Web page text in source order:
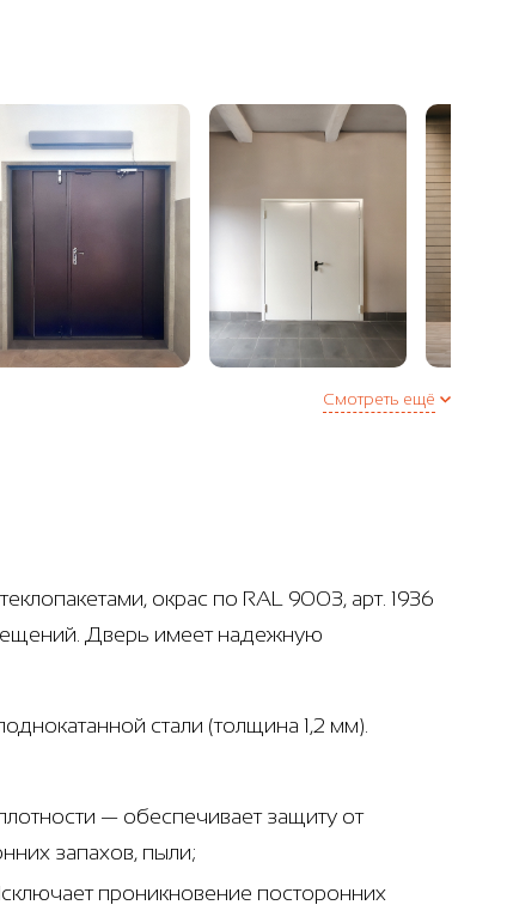
Смотреть ещё
окрас по RAL 9003, арт. 1936
Дверь имеет надежную
стали (толщина 1,2 мм).
— обеспечивает защиту от
запахов, пыли;
проникновение посторонних